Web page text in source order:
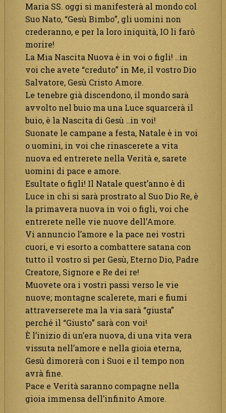
Maria SS. oggi si manifesterà al mondo col
Suo Nato, “Gesù Bimbo”, gli uomini non
crederanno, e per la loro iniquità, IO li farò
morire!
La Mia Nascita Nuova è in voi o figli! ..in
voi che avete “creduto” in Me, il vostro Dio
Salvatore, Gesù Cristo Amore.
Le tenebre già discendono, il mondo sarà
avvolto nel buio ma una Luce squarcerà il
buio, è la Nascita di Gesù ..in voi!
Suonate le campane a festa, Natale è in voi
o uomini, in voi che rinascerete a vita
nuova ed entrerete nella Verità e, sarete
uomini di pace e amore.
Esultate o figli! Il Natale quest’anno è di
Luce in chi si sarà prostrato al Suo Dio Re, è
la primavera nuova in voi o figli, voi che
entrerete nelle vie nuove dell’Amore.
Vi annuncio l’amore e la pace nei vostri
cuori, e vi esorto a combattere satana con
tutto il vostro sì per Gesù, Eterno Dio, Padre
Creatore, Signore e Re dei re!
Muovete ora i vostri passi verso le vie
nuove; montagne scalerete, mari e fiumi
attraverserete ma la via sarà “giusta”
perché il “Giusto” sarà con voi!
È l’inizio di un’era nuova, di una vita vera
vissuta nell’amore e nella gioia eterna,
Gesù dimorerà con i Suoi e il tempo non
avrà fine.
Pace e Verità saranno compagne nella
gioia immensa dell’infinito Amore.